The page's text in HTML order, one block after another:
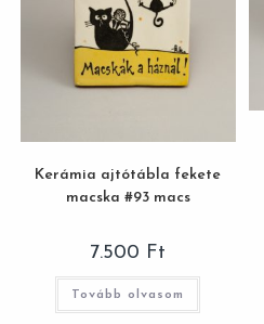
Kerámia ajtótábla fekete
macska #93 macs
7.500 Ft
Tovább olvasom